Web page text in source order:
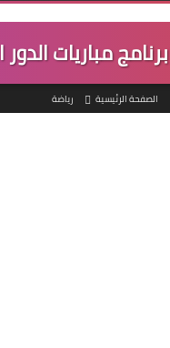
برنامج مباريات
الصفحة الرئيسية رياضة